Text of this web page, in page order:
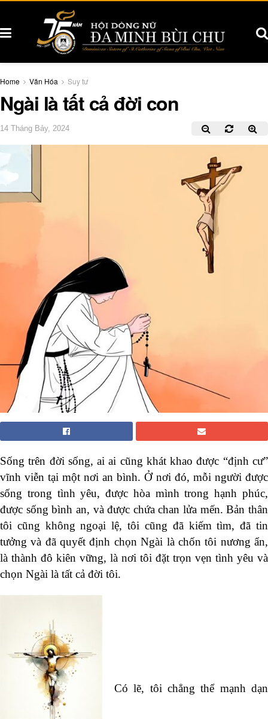
Home Văn Hóa Suy tư
Ngài là tất cả đời con
14 Tháng Bảy, 2024
Sống trên đời sống, ai ai cũng khát khao được “định cư”
vĩnh viễn tại một nơi an bình. Ở nơi đó, mỗi người được
sống trong tình yêu, được hòa mình trong hạnh phúc,
được sống bình an, và được chứa chan lửa mến. Bản thân
tôi cũng không ngoại lệ, tôi cũng đã kiếm tìm, đã tin
tưởng và đã quyết định chọn Ngài là chốn tôi nương ẩn,
là thành đô kiên vững, là nơi tôi đặt trọn vẹn tình yêu và
chọn Ngài là tất cả đời tôi.
Có lẽ, tôi chẳng thể mạnh dạn